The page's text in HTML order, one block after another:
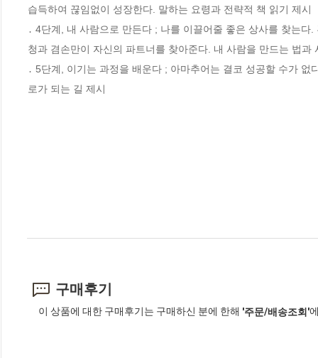
습득하여 끊임없이 성장한다. 말하는 요령과 전략적 책 읽기 제시
․ 4단계, 내 사람으로 만든다 ; 나를 이끌어줄 좋은 상사를 찾는
청과 겸손만이 자신의 파트너를 찾아준다. 내 사람을 만드는 법과
․ 5단계, 이기는 과정을 배운다 ; 아마추어는 결코 성공할 수가
로가 되는 길 제시
구매후기
이 상품에 대한 구매후기는 구매하신 분에 한해 '주문/배송조회'